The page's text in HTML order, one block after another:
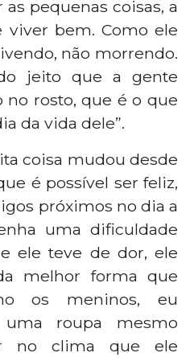
pequenas coisas, a
viver bem. Como ele
não morrendo.
jeito que a gente
rosto, que é o que
da vida dele”.
coisa mudou desde
é possível ser feliz,
próximos no dia a
uma dificuldade
ele teve de dor, ele
melhor forma que
os meninos, eu
roupa mesmo
no clima que ele